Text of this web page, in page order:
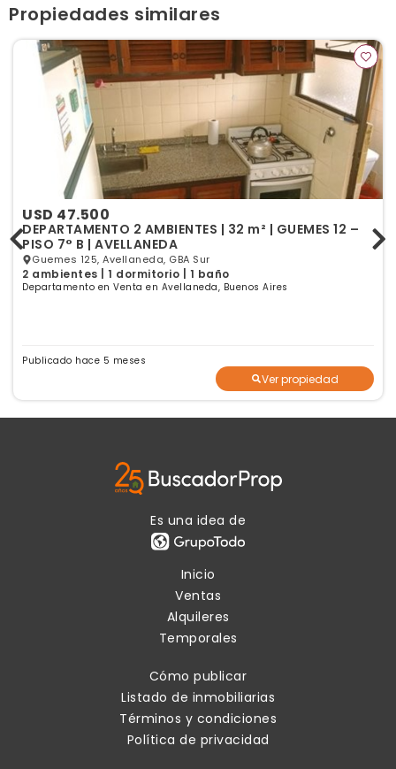
Ver publicaciones de la inmobiliaria
Propiedades similares
USD 47.500
DEPARTAMENTO 2 AMBIENTES | 32 m² | GUEMES 12 –
PISO 7° B | AVELLANEDA
Guemes 125, Avellaneda, GBA Sur
2 ambientes | 1 dormitorio | 1 baño
Departamento en Venta en Avellaneda, Buenos Aires
Publicado hace 5 meses
Ver propiedad
Es una idea de
Inicio
Ventas
Alquileres
Temporales
Cómo publicar
Listado de inmobiliarias
Términos y condiciones
Política de privacidad